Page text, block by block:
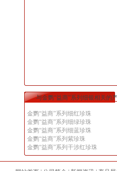
与金鹦“益商”系列细银相关的
金鹦“益商”系列细红珍珠
金鹦“益商”系列细绿珍珠
金鹦“益商”系列细蓝珍珠
金鹦“益商”系列紫珍珠
金鹦“益商”系列干涉红珍珠